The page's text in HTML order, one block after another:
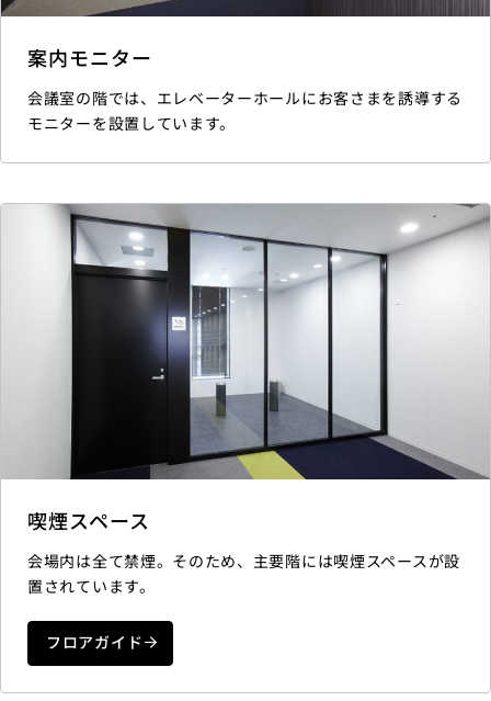
案内モニター
会議室の階では、エレベーターホールにお客さまを誘導する
モニターを設置しています。
喫煙スペース
会場内は全て禁煙。そのため、主要階には喫煙スペースが設
置されています。
フロアガイド